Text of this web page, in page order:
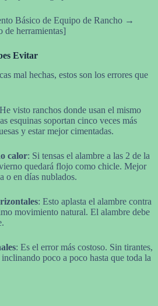
Básico de Equipo de Rancho →
de herramientas]
Evitar
mal hechas, estos son los errores que
visto ranchos donde usan el mismo
esquinas soportan cinco veces más
y estar mejor cimentadas.
calor: Si tensas el alambre a las 2 de la
quedará flojo como chicle. Mejor
o en días nublados.
: Esto aplasta el alambre contra
movimiento natural. El alambre debe
: Es el error más costoso. Sin tirantes,
poco a poco hasta que toda la